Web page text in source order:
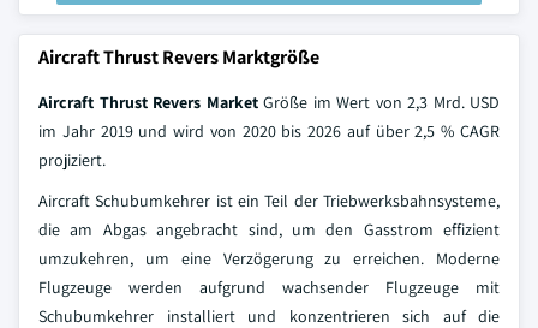
Aircraft Thrust Revers Marktgröße
Aircraft Thrust Revers MarketGröße im Wert von 2,3 Mrd. USD
im Jahr 2019 und wird von 2020 bis 2026 auf über 2,5 % CAGR
projiziert.
Aircraft Schubumkehrer ist ein Teil der Triebwerksbahnsysteme,
die am Abgas angebracht sind, um den Gasstrom effizient
umzukehren, um eine Verzögerung zu erreichen. Moderne
Flugzeuge werden aufgrund wachsender Flugzeuge mit
Schubumkehrer installiert und konzentrieren sich auf die